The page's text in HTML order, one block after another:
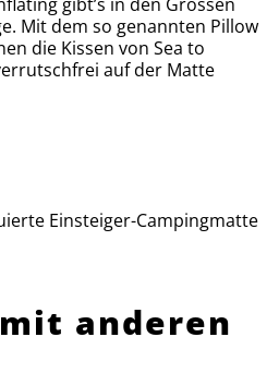
Mit dem so genannten Pillow
die Kissen von Sea to
auf der Matte
Einsteiger-Campingmatte
anderen